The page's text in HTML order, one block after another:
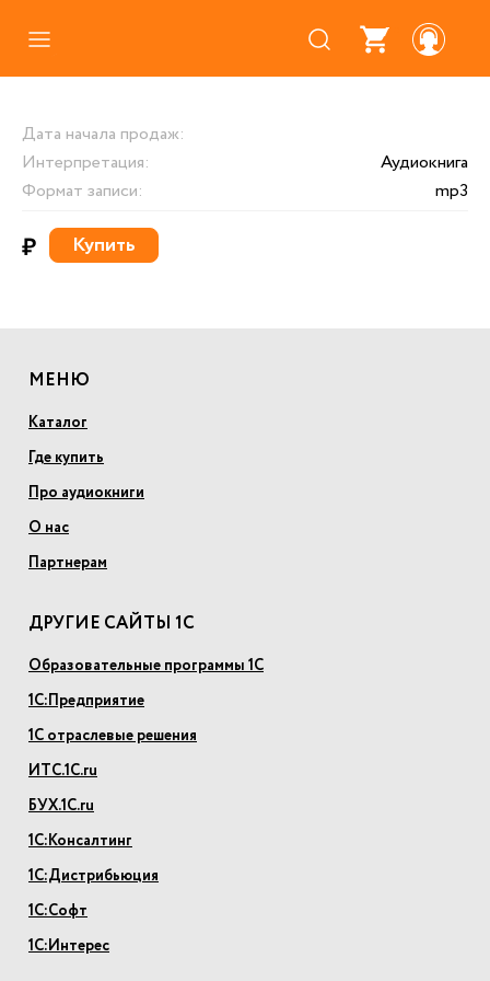
Где купить
Про аудиокниги
О нас
Дата начала продаж:
Интерпретация:
Аудиокнига
Формат записи:
mp3
₽ Купить
МЕНЮ
Каталог
Где купить
Про аудиокниги
О нас
Партнерам
ДРУГИЕ САЙТЫ 1С
Образовательные программы 1С
1С:Предприятие
1С отраслевые решения
ИТС.1С.ru
БУХ.1С.ru
1С:Консалтинг
1С:Дистрибьюция
1С:Софт
1С:Интерес